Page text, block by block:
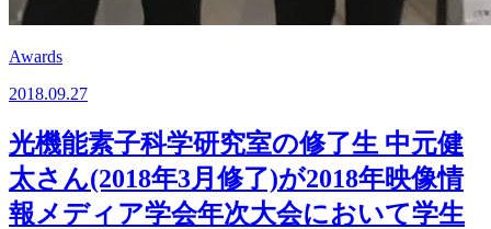
Awards
2018.09.27
光機能素子科学研究室の修了生 中元健
太さん(2018年3月修了)が2018年映像情
報メディア学会年次大会において学生